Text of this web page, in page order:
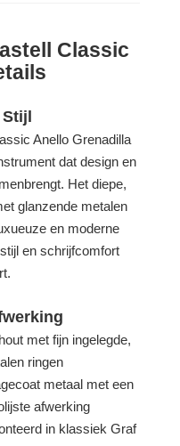
Classic
Stijl
Anello Grenadilla
dat design en
Het diepe,
glanzende metalen
en moderne
en schrijfcomfort
met fijn ingelegde,
ringen
metaal met een
afwerking
in klassiek Graf